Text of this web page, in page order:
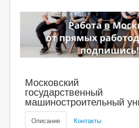
Московский
государственный
машиностроительный
Описание
Контакты